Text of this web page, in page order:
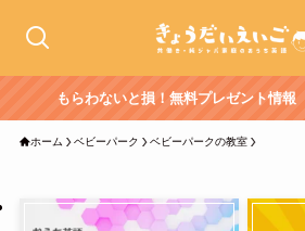
もらわないと損！無料プレゼント情報
ホーム ベビーパーク ベビーパークの教室